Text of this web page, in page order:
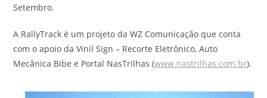
Setembro.
A RallyTrack é um projeto da WZ Comunicação que conta
com o apoio da Vinil Sign – Recorte Eletrônico, Auto
Mecânica Bibe e Portal NasTrilhas (www.nastrilhas.com.br).